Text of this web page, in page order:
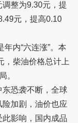
整为9.30元，提
元，提高0.10
内“六连涨”。本
，柴油价格总计上
。
恐袭不断，全球
加剧，油价也应
影响，国内成品